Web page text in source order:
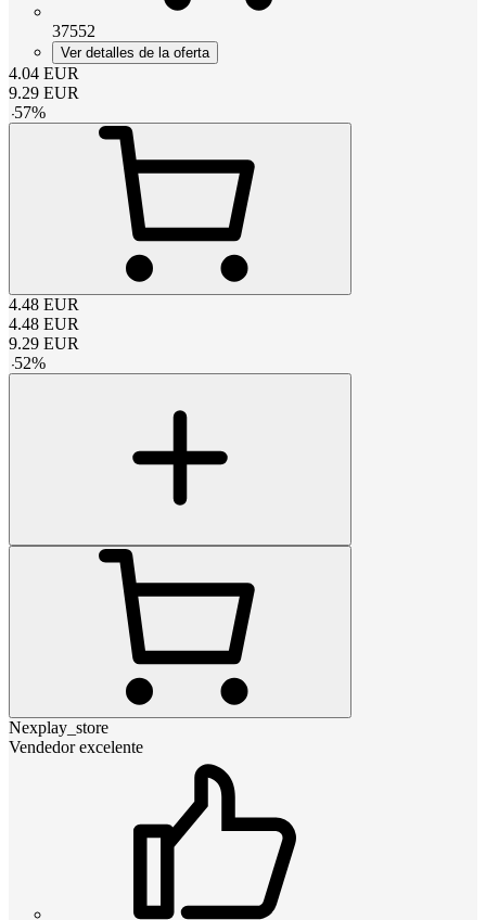
37552
Ver detalles de la oferta
4.04 EUR
9.29 EUR
-57%
4.48 EUR
4.48 EUR
9.29 EUR
-52%
Nexplay_store
Vendedor excelente